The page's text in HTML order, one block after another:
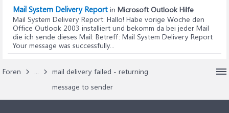
Mail System Delivery Report in Microsoft Outlook Hilfe
Mail System Delivery Report: Hallo! Habe vorige Woche den
Office Outlook 2003 installiert und bekomm da bei jeder Mail
die ich sende dieses Mail: Betreff: Mail System Delivery Report
Your message was successfully...
Foren ...
mail delivery failed - returning
message to sender